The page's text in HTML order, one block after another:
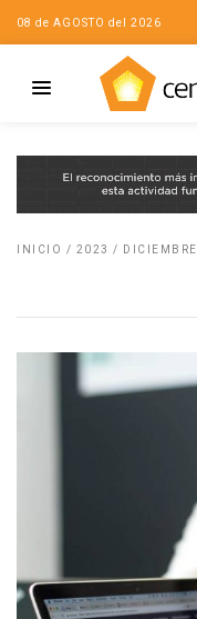
08 de AGOSTO del 2026
INICIO / 2023 / DICIEMBRE